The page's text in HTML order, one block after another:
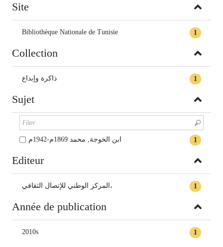
Site
1
Bibliothèque Nationale de Tunisie
Collection
1 ذاكرة وإبداع
Sujet
1 ابن الخوجة, محمد 1869م-1942م
Editeur
1 المركز الوطني للإتصال الثقافي،
Année de publication
1
2010s